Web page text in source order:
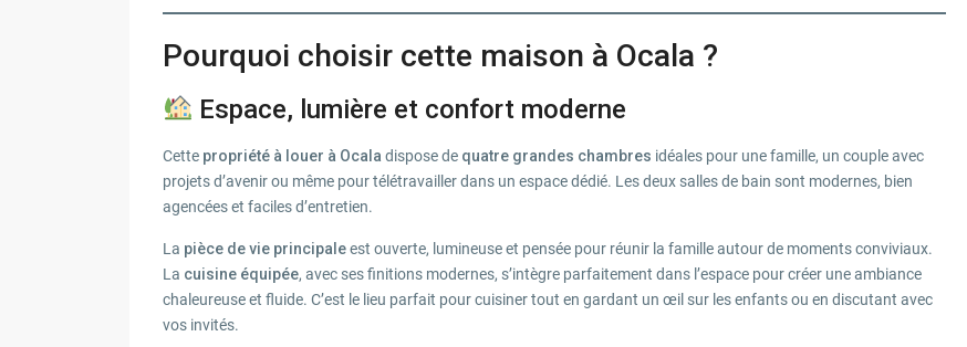
Pourquoi choisir cette maison à Ocala ?
Espace, lumière et confort moderne
Cette propriété à louer à Ocala dispose de quatre grandes chambres idéales pour une famille, un couple avec
projets d’avenir ou même pour télétravailler dans un espace dédié. Les deux salles de bain sont modernes, bien
agencées et faciles d’entretien.
La pièce de vie principaleest ouverte, lumineuse et pensée pour réunir la famille autour de moments conviviaux.
La cuisine équipée, avec ses finitions modernes, s’intègre parfaitement dans l’espace pour créer une ambiance
chaleureuse et fluide. C’est le lieu parfait pour cuisiner tout en gardant un œil sur les enfants ou en discutant avec
vos invités.